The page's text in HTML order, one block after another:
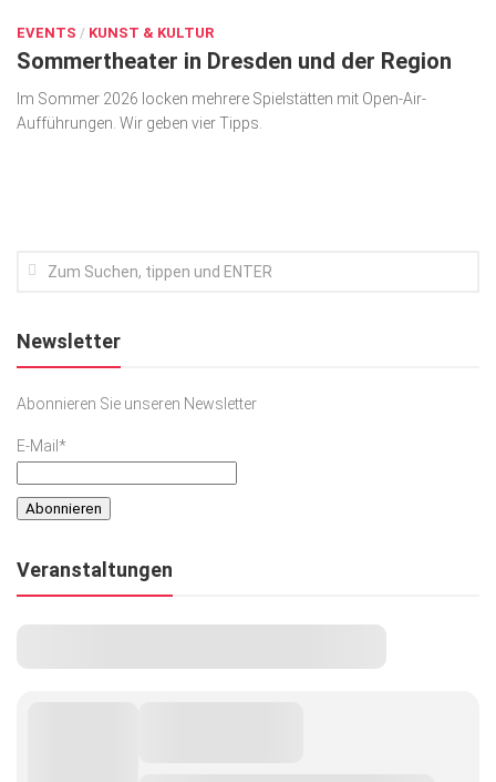
Geschäft
gesund & schön
Gesellschaft
Podcast
SACHSEN IN PARIS
EVENTS / KUNST & KULTUR
Sommertheater in Dresden und der Region
Im Sommer 2026 locken mehrere Spielstätten mit Open-Air-
Aufführungen. Wir geben vier Tipps.
Newsletter
Abonnieren Sie unseren Newsletter
E-Mail*
Veranstaltungen